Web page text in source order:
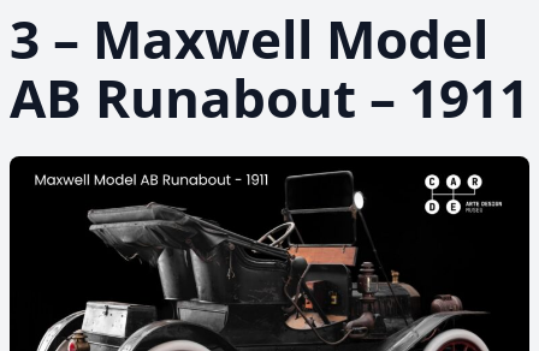
3 – Maxwell Model
AB Runabout – 1911